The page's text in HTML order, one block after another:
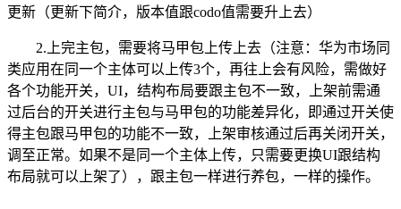
更新（更新下简介，版本值跟codo值需要升上去）
2.上完主包，需要将马甲包上传上去（注意：华为市场同
类应用在同一个主体可以上传3个，再往上会有风险，需做好
各个功能开关，UI，结构布局要跟主包不一致，上架前需通
过后台的开关进行主包与马甲包的功能差异化，即通过开关使
得主包跟马甲包的功能不一致，上架审核通过后再关闭开关，
调至正常。如果不是同一个主体上传，只需要更换UI跟结构
布局就可以上架了），跟主包一样进行养包，一样的操作。